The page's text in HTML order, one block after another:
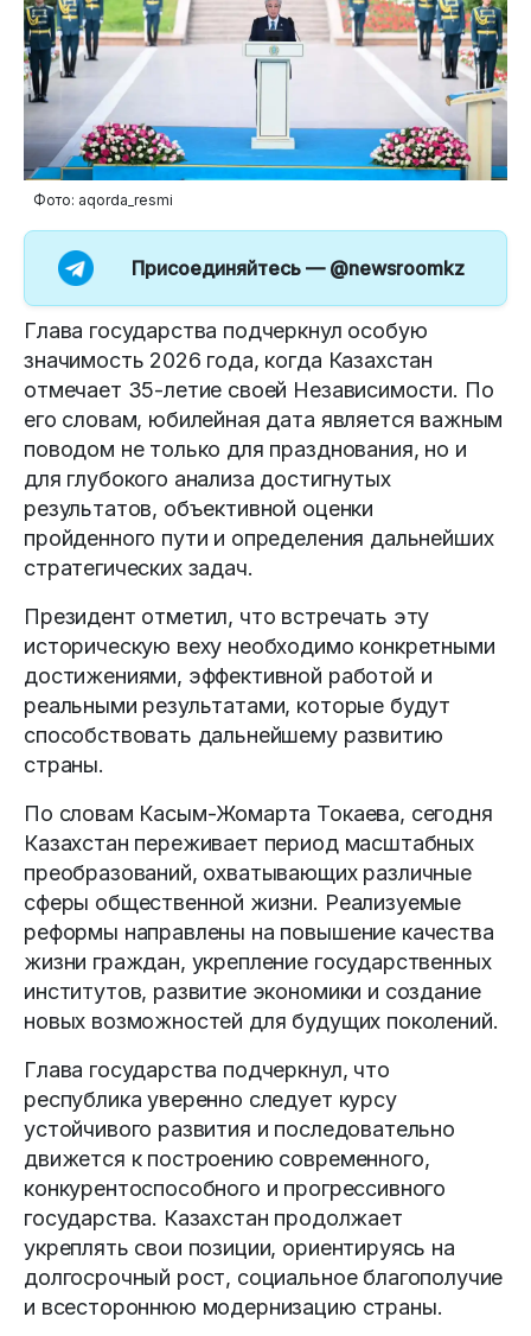
Фото: aqorda_resmi
Присоединяйтесь — @newsroomkz
Глава государства подчеркнул особую
значимость 2026 года, когда Казахстан
отмечает 35-летие своей Независимости. По
его словам, юбилейная дата является важным
поводом не только для празднования, но и
для глубокого анализа достигнутых
результатов, объективной оценки
пройденного пути и определения дальнейших
стратегических задач.
Президент отметил, что встречать эту
историческую веху необходимо конкретными
достижениями, эффективной работой и
реальными результатами, которые будут
способствовать дальнейшему развитию
страны.
По словам Касым-Жомарта Токаева, сегодня
Казахстан переживает период масштабных
преобразований, охватывающих различные
сферы общественной жизни. Реализуемые
реформы направлены на повышение качества
жизни граждан, укрепление государственных
институтов, развитие экономики и создание
новых возможностей для будущих поколений.
Глава государства подчеркнул, что
республика уверенно следует курсу
устойчивого развития и последовательно
движется к построению современного,
конкурентоспособного и прогрессивного
государства. Казахстан продолжает
укреплять свои позиции, ориентируясь на
долгосрочный рост, социальное благополучие
и всестороннюю модернизацию страны.